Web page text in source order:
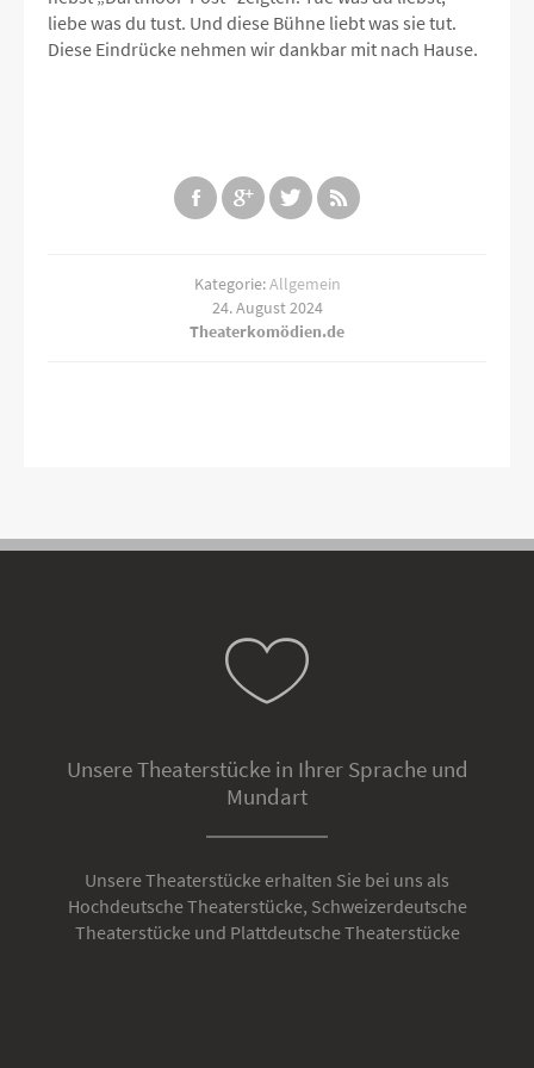
liebe was du tust. Und diese Bühne liebt was sie tut.
Diese Eindrücke nehmen wir dankbar mit nach Hause.
Kategorie:Allgemein
24. August 2024
Theaterkomödien.de
Unsere Theaterstücke in Ihrer Sprache und
Mundart
Unsere Theaterstücke erhalten Sie bei uns als
Hochdeutsche Theaterstücke, Schweizerdeutsche
Theaterstücke und Plattdeutsche Theaterstücke